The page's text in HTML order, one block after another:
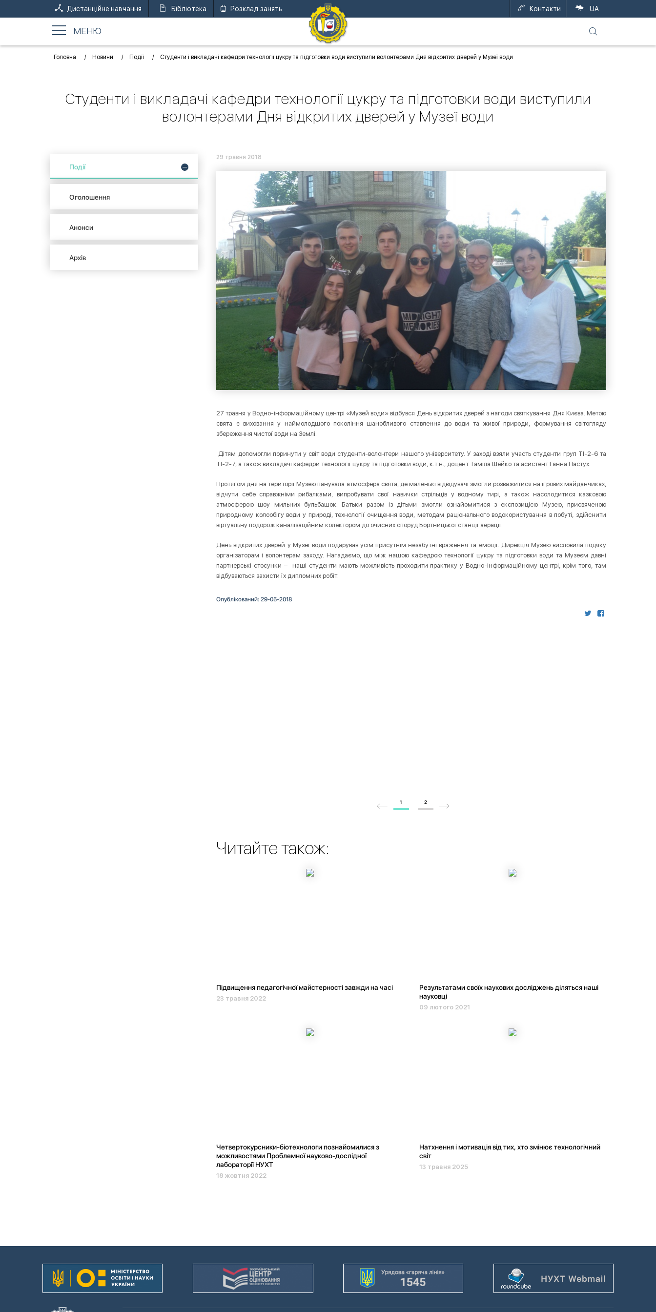
Дистанційне навчання Бібліотека Розклад занять UA
Контакти
МЕНЮ
Головна Новини Події Студенти і викладачі кафедри технології цукру та підготовки води виступили волонтерами Дня відкритих дверей у Музеї води
Студенти і викладачі кафедри технології цукру та підготовки води виступили
волонтерами Дня відкритих дверей у Музеї води
Події
Оголошення
Анонси
Архів
29 травня 2018
27 травня у Водно-інформаційному центрі «Музей води» відбувся День відкритих дверей з нагоди святкування Дня Києва. Метою
свята є виховання у наймолодшого покоління шанобливого ставлення до води та живої природи, формування світогляду
збереження чистої води на Землі.
Дітям допомогли поринути у світ води студенти-волонтери нашого університету. У заході взяли участь студенти груп ТІ-2-6 та
ТІ-2-7, а також викладачі кафедри технології цукру та підготовки води, к.т.н., доцент Таміла Шейко та асистент Ганна Пастух.
Протягом дня на території Музею панувала атмосфера свята, де маленькі відвідувачі змогли розважитися на ігрових майданчиках,
відчути себе справжніми рибалками, випробувати свої навички стрільців у водному тирі, а також насолодитися казковою
атмосферою шоу мильних бульбашок. Батьки разом із дітьми змогли ознайомитися з експозицією Музею, присвяченою
природному колообігу води у природі, технології очищення води, методам раціонального водокористування в побуті, здійснити
віртуальну подорож каналізаційним колектором до очисних споруд Бортницької станції аерації.
День відкритих дверей у Музеї води подарував усім присутнім незабутні враження та емоції. Дирекція Музею висловила подяку
організаторам і волонтерам заходу. Нагадаємо, що між нашою кафедрою технології цукру та підготовки води та Музеєм давні
партнерські стосунки – наші студенти мають можливість проходити практику у Водно-інформаційному центрі, крім того, там
відбуваються захисти їх дипломних робіт.
Опублікований: 29-05-2018
1 2
Читайте також:
Підвищення педагогічної майстерності завжди на часі
23 травня 2022
Результатами своїх наукових досліджень діляться наші
науковці
09 лютого 2021
Четвертокурсники-біотехнологи познайомилися з
можливостями Проблемної науково-дослідної
лабораторії НУХТ
18 жовтня 2022
Натхнення і мотивація від тих, хто змінює технологічний
світ
13 травня 2025